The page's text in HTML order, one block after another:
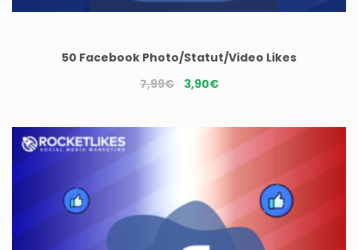
50 Facebook Photo/Statut/Video Likes
7,99€ Le
initial
3,90€Le
actuel
est :
3,90€.